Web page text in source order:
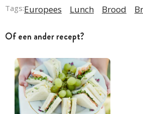
Tags:Europees Lunch Brood
Of een ander recept?